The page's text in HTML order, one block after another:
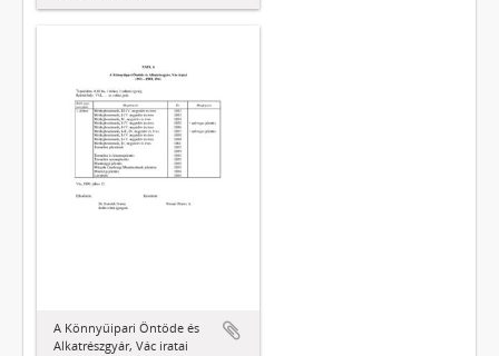
A Könnyűipari Öntöde és
Alkatrészgyár, Vác iratai